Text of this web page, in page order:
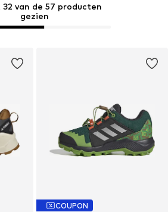
van de 57 producten
gezien
COUPON